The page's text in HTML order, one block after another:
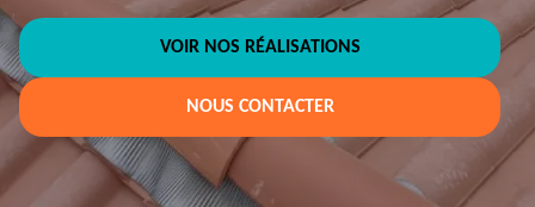
VOIR NOS RÉALISATIONS
NOUS CONTACTER